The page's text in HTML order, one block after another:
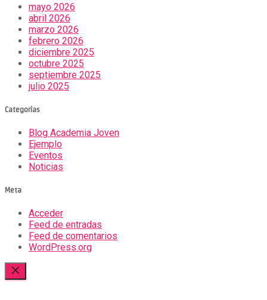
mayo 2026
abril 2026
marzo 2026
febrero 2026
diciembre 2025
octubre 2025
septiembre 2025
julio 2025
Categorías
Blog Academia Joven
Ejemplo
Eventos
Noticias
Meta
Acceder
Feed de entradas
Feed de comentarios
WordPress.org